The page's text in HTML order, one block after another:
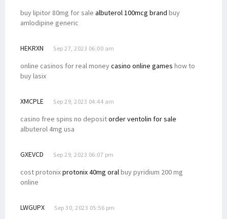
buy lipitor 80mg for sale albuterol 100mcg brand buy
amlodipine generic
HEKRXN Sep 27, 2023 06:00 am
online casinos for real moneycasino online games how to
buy lasix
XMCPLE Sep 29, 2023 04:44 am
casino free spins no depositorder ventolin for sale
albuterol 4mg usa
GXEVCD Sep 29, 2023 06:07 pm
cost protonixprotonix 40mg oralbuy pyridium 200 mg
online
LWGUPX Sep 30, 2023 05:56 pm